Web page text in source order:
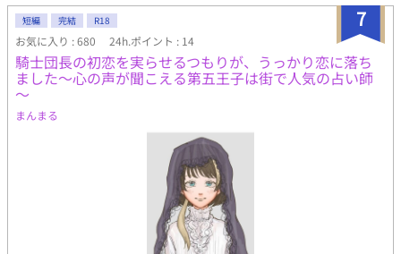
7
短編 完結 R18
お気に入り : 680 24h.ポイント : 14
騎士団長の初恋を実らせるつもりが、うっかり恋に落ち
ました～心の声が聞こえる第五王子は街で人気の占い師
～
まんまる